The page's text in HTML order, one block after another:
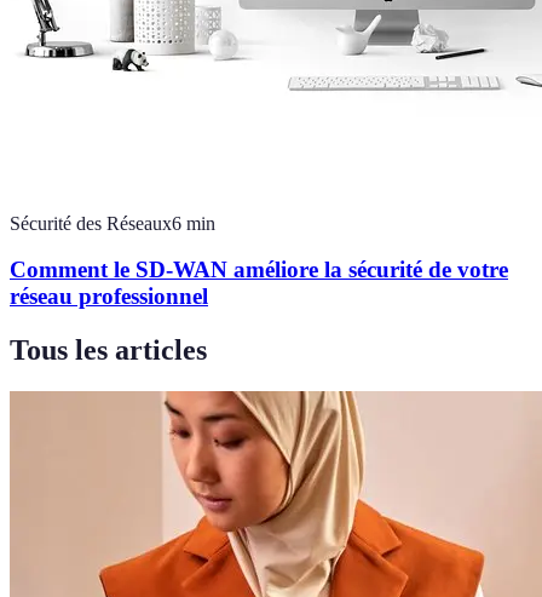
Sécurité des Réseaux6 min
Comment le SD-WAN améliore la sécurité de votre
réseau professionnel
Tous les articles